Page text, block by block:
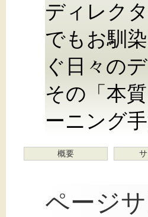
ディレク
でもお馴
ぐ日々の
その「本
ーニング
概要
ページ